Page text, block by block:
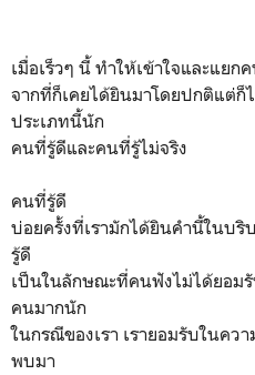
เมื่อเร็วๆ นี้ ทำให้เข้าใจและแย
จากที่ก็เคยได้ยินมาโดยปกติแต่ก็
ประเภทนี้นัก
คนที่รู้ดีและคนที่รู้ไม่จริง
คนที่รู้ดี
บ่อยครั้งที่เรามักได้ยินคำนี้ในบริ
รู้ดี
เป็นในลักษณะที่คนฟังไม่ได้ยอม
คนมากนัก
ในกรณีของเรา เรายอมรับในคว
พบมา